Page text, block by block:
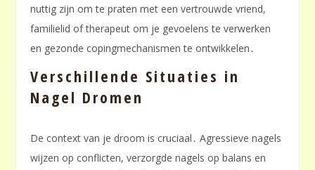
nuttig zijn om te praten met een vertrouwde vriend,
familielid of therapeut om je gevoelens te verwerken
en gezonde copingmechanismen te ontwikkelen․
Verschillende Situaties in
Nagel Dromen
De context van je droom is cruciaal․ Agressieve nagels
wijzen op conflicten, verzorgde nagels op balans en